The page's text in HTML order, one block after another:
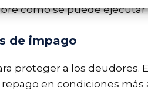
cómo se puede
de impago
proteger a los deudores.
en condiciones más